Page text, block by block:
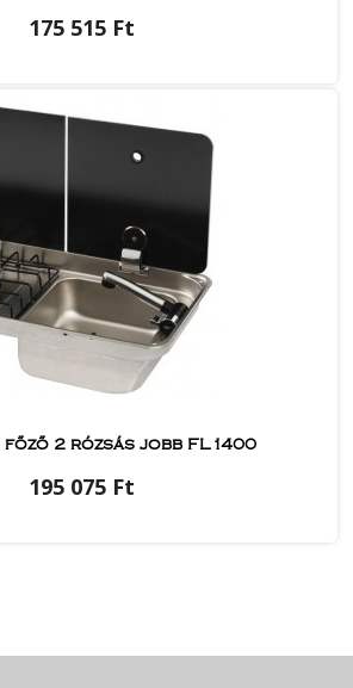
175 515 Ft
főző 2 rózsás jobb FL1400
195 075 Ft